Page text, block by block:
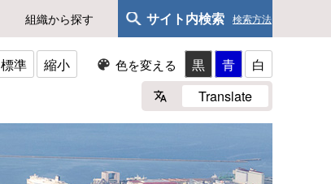
組織から探す サイト内検索 検索方法
標準 縮小 色を変える 黒 青
白
Translate